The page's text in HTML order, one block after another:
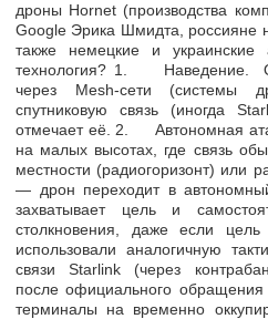
дроны Hornet (производства
Google Эрика Шмидта, россияне
также немецкие и украинские
технология? 1. Наведение.
через Mesh-сети (системы
спутниковую связь (иногда
отмечает её. 2. Автономная
на малых высотах, где связь
местности (радиогоризонт) или
— дрон переходит в
захватывает цель и
столкновения, даже если
использовали аналогичную
связи Starlink (через
после официального
терминалы на временно